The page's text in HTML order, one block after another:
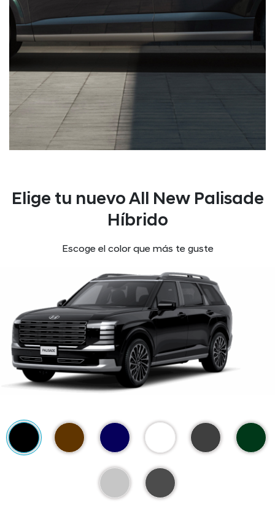
Elige tu nuevo All New Palisade
Híbrido
Escoge el color que más te guste